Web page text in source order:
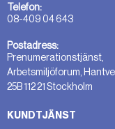
Telefon:
08-409 04 643
Postadress:
Prenumerationstjänst,
Arbetsmiljöforum,
25B 112 21 Stockholm
KUNDTJÄNST